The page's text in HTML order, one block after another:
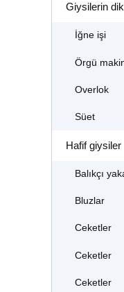
Giysilerin
İğne işi
Örgü
Overlok
Süet
Hafif giysiler
Balıkçı
Bluzlar
Ceketler
Ceketler
Ceketler